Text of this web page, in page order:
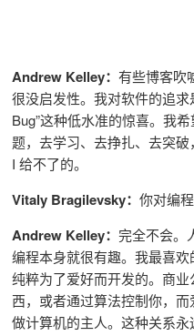
Andrew Kelley： 有些博客吹
很没启发性。我对软件的追求
Bug”这种低水准的惊喜。我
题，去学习、去挣扎、去突
I 给不了的。
Vitaly Bragilevsky： 你对编
Andrew Kelley： 完全不会。
编程本身就很有趣。我最喜
纯粹为了爱好而开发的。商
西，或者通过算法控制你，
做计算机的主人。这种关系永